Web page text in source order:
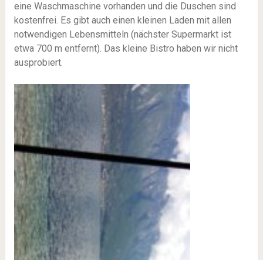
eine Waschmaschine vorhanden und die Duschen sind
kostenfrei. Es gibt auch einen kleinen Laden mit allen
notwendigen Lebensmitteln (nächster Supermarkt ist
etwa 700 m entfernt). Das kleine Bistro haben wir nicht
ausprobiert.